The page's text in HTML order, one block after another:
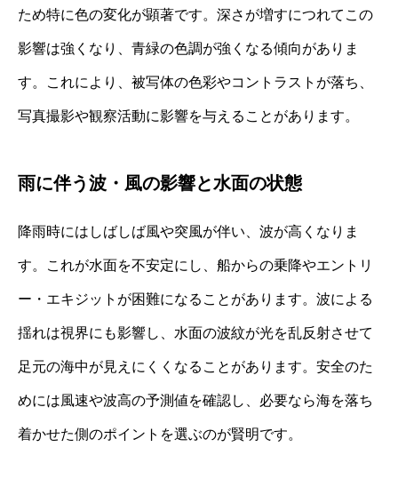
ため特に色の変化が顕著です。深さが増すにつれてこの
影響は強くなり、青緑の色調が強くなる傾向がありま
す。これにより、被写体の色彩やコントラストが落ち、
写真撮影や観察活動に影響を与えることがあります。
雨に伴う波・風の影響と水面の状態
降雨時にはしばしば風や突風が伴い、波が高くなりま
す。これが水面を不安定にし、船からの乗降やエントリ
ー・エキジットが困難になることがあります。波による
揺れは視界にも影響し、水面の波紋が光を乱反射させて
足元の海中が見えにくくなることがあります。安全のた
めには風速や波高の予測値を確認し、必要なら海を落ち
着かせた側のポイントを選ぶのが賢明です。